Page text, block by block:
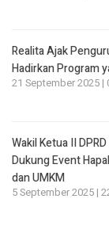
Realita Ajak
Hadirkan Program
21 September 2025 |
Wakil Ketua II
Dukung Event
dan UMKM
5 September 2025 |